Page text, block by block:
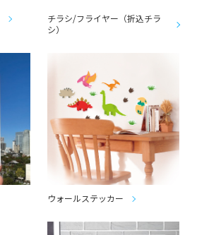
チラシ/フライヤー（折込チラ
シ）
ウォールステッカー